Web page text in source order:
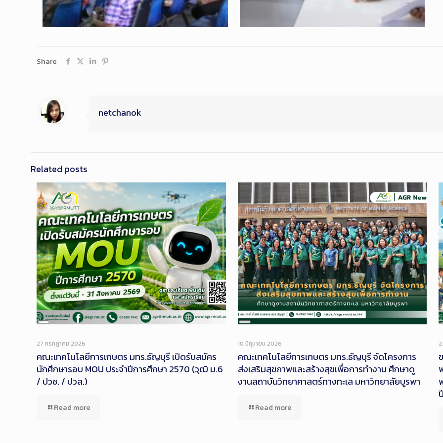
Share
netchanok
Related posts
Long
27 กรกฎาคม 2026
คณะเทคโนโลยีการเกษตร มทร.ธัญบุรี เปิดรับสมัคร
นักศึกษารอบ MOU ประจำปีการศึกษา 2570 (วุฒิ ม.6
/ ปวช. / ปวส.)
Read more
Long
10 มิถุนายน 2026
คณะเทคโนโลยีการเกษตร มทร.ธัญบุรี จัดโครงการ
ส่งเสริมสุขภาพและสร้างสุขเพื่อการทำงาน ศึกษาดู
งานสถาบันวิทยาศาสตร์ทางทะเล มหาวิทยาลัยบูรพา
Read more